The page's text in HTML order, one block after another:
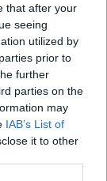
that after your
seeing
utilized by
prior to
further
parties on the
may
IAB’s List of
it to other